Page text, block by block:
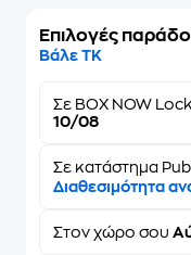
Επιλογές
Βάλε ΤΚ
Σε BOX NOW
10/08
Σε κατάστημα
Διαθεσιμότητα
Στον χώρο σου